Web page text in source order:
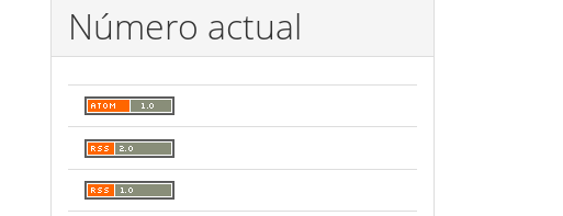
Número actual